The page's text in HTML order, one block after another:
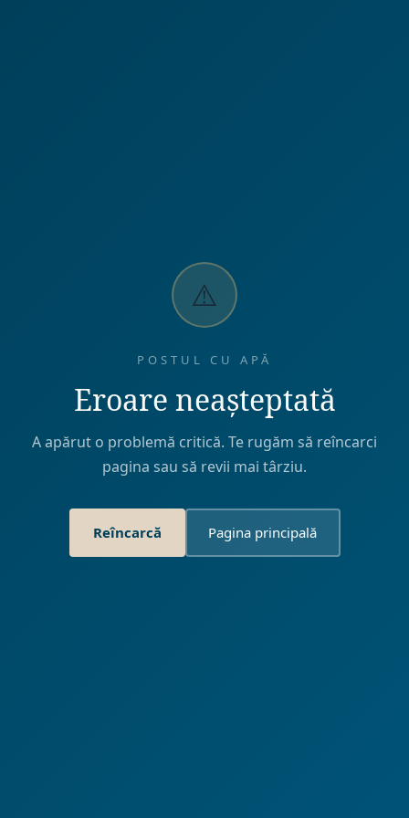
⚠️
POSTUL CU APĂ
Eroare neașteptată
A apărut o problemă critică. Te rugăm să reîncarci
pagina sau să revii mai târziu.
Reîncarcă Pagina principală